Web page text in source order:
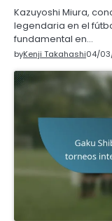
Kazuyoshi Miura,
legendaria en el
fundamental en…
byKenji Takahashi04/